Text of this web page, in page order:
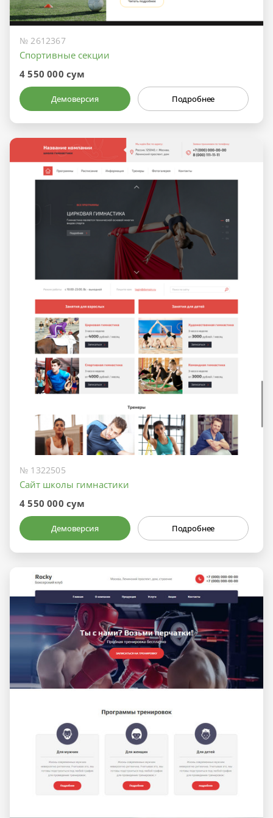
№ 2612367
Спортивные секции
4 550 000 сум
Демоверсия Подробнее
№ 1322505
Сайт школы гимнастики
4 550 000 сум
Демоверсия Подробнее